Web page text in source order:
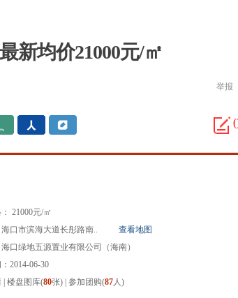
新均价21000元/㎡
举报
21000元/㎡
口市滨海大道长彤路南..
查看地图
口绿地五源置业有限公司（海南）
2014-06-30
楼盘图库(80张) 参加团购(87人)